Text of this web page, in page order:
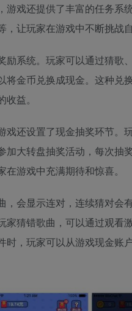
游戏还提供了丰富的任务系
让玩家在游戏中不断挑战
励系统。玩家可以通过猜歌
将金币兑换成现金。这种兑
益。
戏还设置了现金抽奖环节。
加大转盘抽奖活动，每次抽
游戏中充满期待和惊喜。
，会显示连对，连续猜对会
猜错歌曲，可以通过观看
，玩家可以从游戏现金账